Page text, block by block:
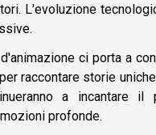
L'evoluzione
ci porta a
raccontare storie
a incantare
profonde.